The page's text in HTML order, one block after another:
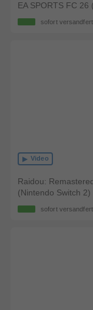
EA SPORTS FC 26
sofort
Video
Raidou:
(Nintendo Switch 2)
sofort